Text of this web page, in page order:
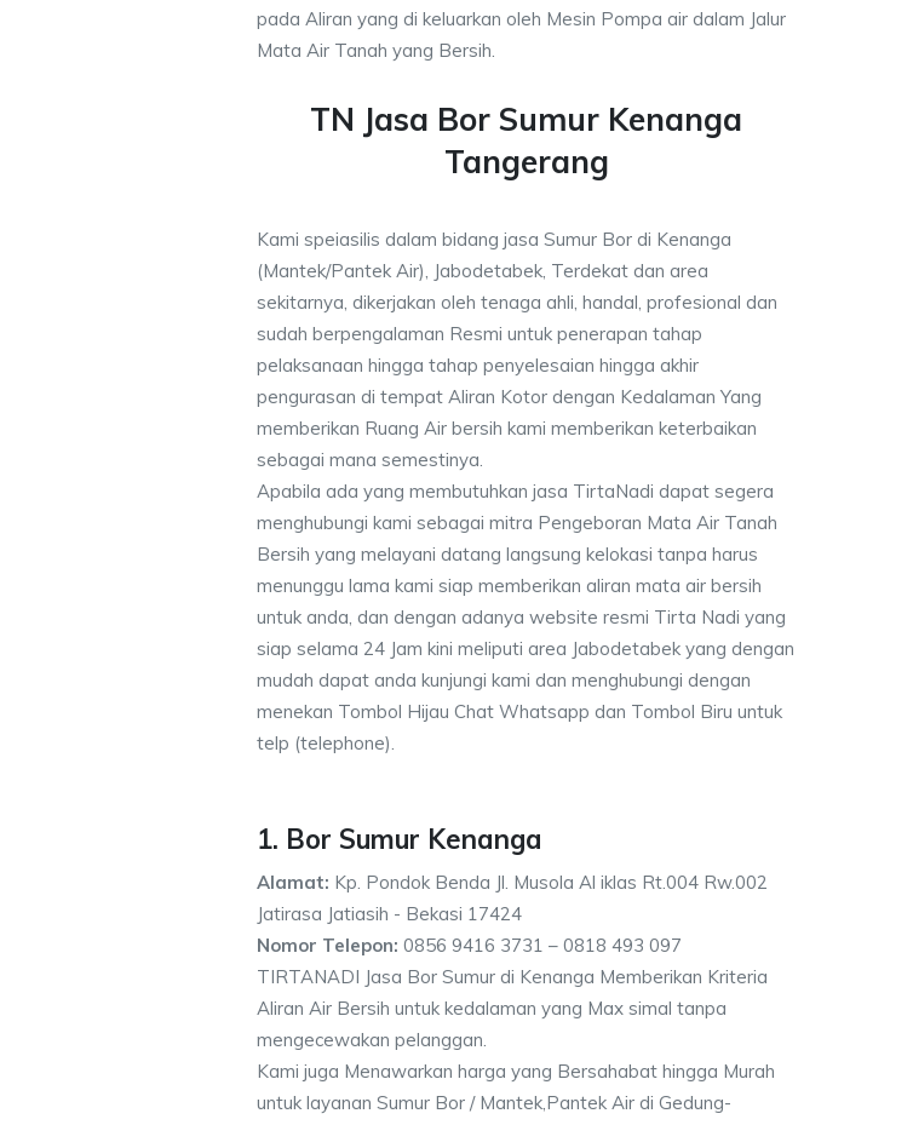
pada Aliran yang di keluarkan oleh Mesin Pompa air dalam Jalur
Mata Air Tanah yang Bersih.
TN Jasa Bor Sumur Kenanga
Tangerang
Kami speiasilis dalam bidang jasa Sumur Bor di Kenanga
(Mantek/Pantek Air), Jabodetabek, Terdekat dan area
sekitarnya, dikerjakan oleh tenaga ahli, handal, profesional dan
sudah berpengalaman Resmi untuk penerapan tahap
pelaksanaan hingga tahap penyelesaian hingga akhir
pengurasan di tempat Aliran Kotor dengan Kedalaman Yang
memberikan Ruang Air bersih kami memberikan keterbaikan
sebagai mana semestinya.
Apabila ada yang membutuhkan jasa TirtaNadi dapat segera
menghubungi kami sebagai mitra Pengeboran Mata Air Tanah
Bersih yang melayani datang langsung kelokasi tanpa harus
menunggu lama kami siap memberikan aliran mata air bersih
untuk anda, dan dengan adanya website resmi Tirta Nadi yang
siap selama 24 Jam kini meliputi area Jabodetabek yang dengan
mudah dapat anda kunjungi kami dan menghubungi dengan
menekan Tombol Hijau Chat Whatsapp dan Tombol Biru untuk
telp (telephone).
1. Bor Sumur Kenanga
Alamat: Kp. Pondok Benda Jl. Musola Al iklas Rt.004 Rw.002
Jatirasa Jatiasih - Bekasi 17424
Nomor Telepon: 0856 9416 3731 – 0818 493 097
TIRTANADI Jasa Bor Sumur di Kenanga Memberikan Kriteria
Aliran Air Bersih untuk kedalaman yang Max simal tanpa
mengecewakan pelanggan.
Kami juga Menawarkan harga yang Bersahabat hingga Murah
untuk layanan Sumur Bor / Mantek,Pantek Air di Gedung-